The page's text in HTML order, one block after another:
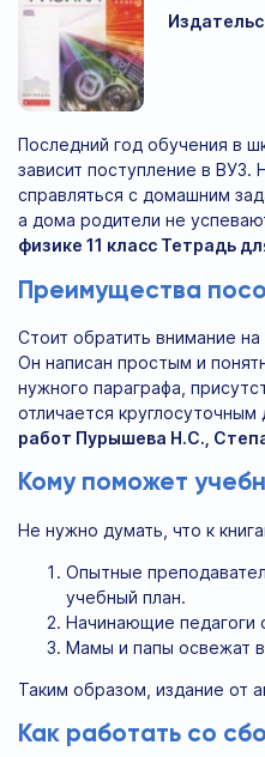
Последний год обучения в
зависит поступление в ВУЗ.
справляться с домашним
а дома родители не
физике 11 класс Тетрадь
Преимущества
Стоит обратить внимание
Он написан простым и
нужного параграфа,
отличается
работ Пурышева Н.С.,
Кому поможет
Не нужно думать, что к
Опытные
учебный план.
Начинающие педагоги
Мамы и папы освежат в
Таким образом, издание от
Как работать со